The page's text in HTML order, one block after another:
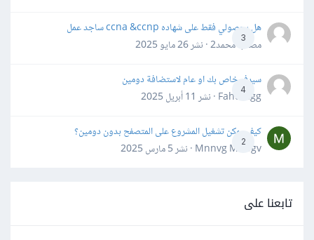
3
هل بحصولي فقط على شهاده ccna &ccnp ساجد عمل
مصعب محمد2 · نشر
26 مايو 2025
4
سيرفر خاص بك او عام لاستضافة دومين
Fahd Ggg · نشر
11 أبريل 2025
2
كيف يمكن تشغيل المشروع على المتصفح بدون دومين؟
Mnnvg Mnbgv · نشر
5 مارس 2025
تابعنا على